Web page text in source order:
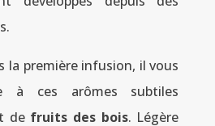
la première infusion, il vous
à ces arômes subtiles
de fruits des bois. Légère